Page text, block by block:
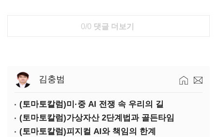
0/0 댓글 더보기
김충범
(토마토칼럼)미·중 AI 전쟁 속 우리의 길
(토마토칼럼)가상자산 2단계법과 골든타임
(토마토칼럼)피지컬 AI와 책임의 한계